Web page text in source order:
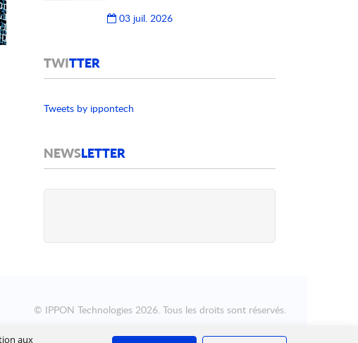
aux
03 juil. 2026
TWITTER
Tweets by ippontech
NEWSLETTER
© IPPON Technologies 2026. Tous les droits sont réservés.